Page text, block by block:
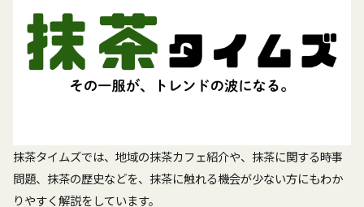
抹茶タイムズでは、地域の抹茶カフェ紹介や、抹茶に関する時事
問題、抹茶の歴史などを、抹茶に触れる機会が少ない方にもわか
りやすく解説をしています。